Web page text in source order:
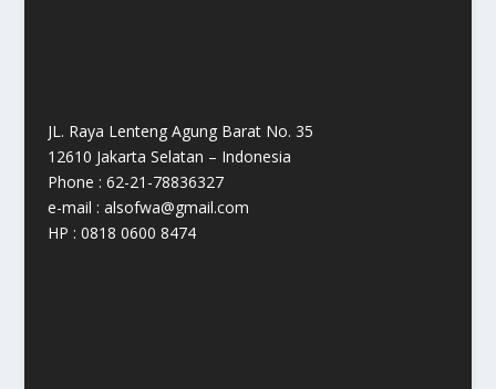
JL. Raya Lenteng Agung Barat No. 35
12610 Jakarta Selatan – Indonesia
Phone : 62-21-78836327
e-mail : alsofwa@gmail.com
HP : 0818 0600 8474